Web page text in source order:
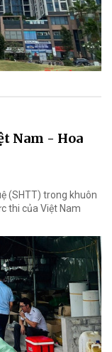
Nam - Hoa
(SHTT) trong khuôn
thi của Việt Nam